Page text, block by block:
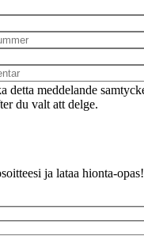
detta meddelande
du valt att delge.
ja lataa hionta-opas!